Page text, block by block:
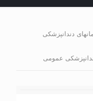
دندانپزشکی
عمومی